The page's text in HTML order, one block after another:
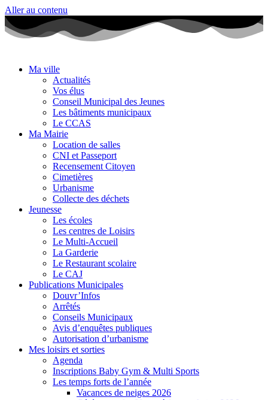
Aller au contenu
Ma ville
Actualités
Vos élus
Conseil Municipal des Jeunes
Les bâtiments municipaux
Le CCAS
Ma Mairie
Location de salles
CNI et Passeport
Recensement Citoyen
Cimetières
Urbanisme
Collecte des déchets
Jeunesse
Les écoles
Les centres de Loisirs
Le Multi-Accueil
La Garderie
Le Restaurant scolaire
Le CAJ
Publications Municipales
Douvr’Infos
Arrêtés
Conseils Municipaux
Avis d’enquêtes publiques
Autorisation d’urbanisme
Mes loisirs et sorties
Agenda
Inscriptions Baby Gym & Multi Sports
Les temps forts de l’année
Vacances de neiges 2026